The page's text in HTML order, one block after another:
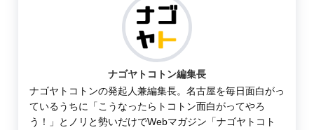
ナゴヤトコトン編集長
ナゴヤトコトンの発起人兼編集長。名古屋を毎日面白がっ
ているうちに「こうなったらトコトン面白がってやろ
う！」とノリと勢いだけでWebマガジン「ナゴヤトコト